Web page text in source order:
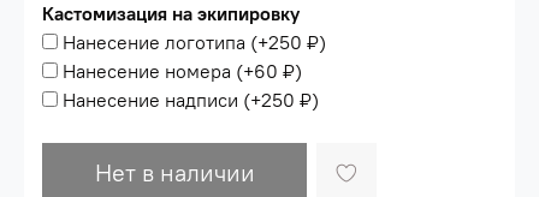
Кастомизация на экипировку
Нанесение логотипа (+250 ₽)
Нанесение номера (+60 ₽)
Нанесение надписи (+250 ₽)
Нет в наличии